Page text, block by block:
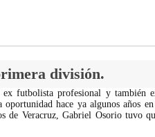
división.
futbolista profesional y también
hace ya algunos años
de Veracruz, Gabriel Osorio tuvo